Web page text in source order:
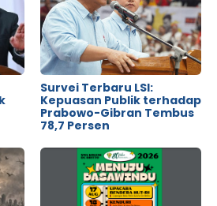
Survei Terbaru LSI:
Kepuasan Publik terhadap
Prabowo-Gibran Tembus
78,7 Persen